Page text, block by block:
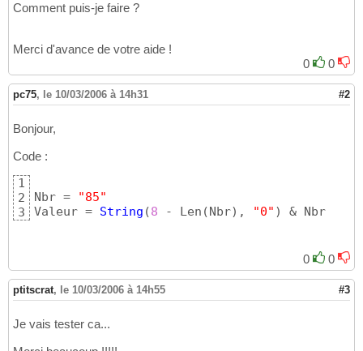
Comment puis-je faire ?
Merci d'avance de votre aide !
0
0
pc75, le 10/03/2006 à 14h31 #2
Bonjour,
Code :
1
2
3
Nbr =
"85"
Valeur = String (8 - Len ( Nbr) , "0" ) & Nbr
0 0
ptitscrat, le 10/03/2006 à 14h55 #3
Je vais tester ca...